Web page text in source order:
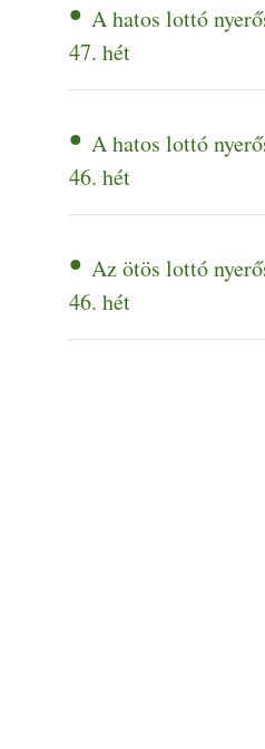
A hatos lottó
47. hét
A hatos lottó
46. hét
Az ötös lottó
46. hét